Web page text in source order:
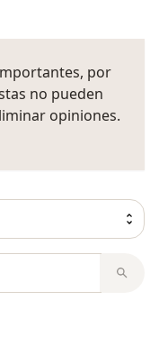
por
no pueden
opiniones.